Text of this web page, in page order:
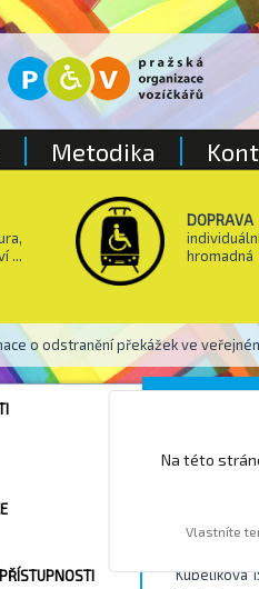
...
DOPRAVA
hromadná
o odstranění překážek ve
Metodika
Kubelíkova
Na této
Vlastníte